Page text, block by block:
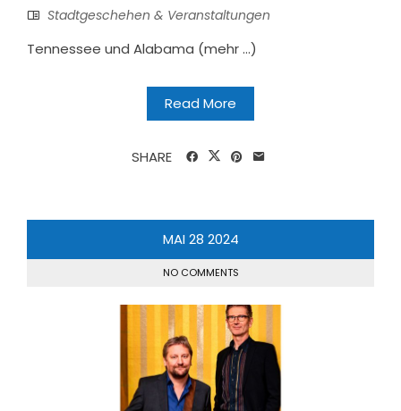
Stadtgeschehen & Veranstaltungen
Tennessee und Alabama (mehr …)
Read More
SHARE
MAI 28 2024
NO COMMENTS